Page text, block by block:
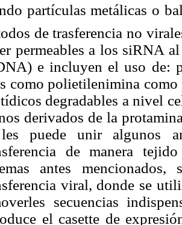
partículas metálicas o
de trasferencia no
permeables a los siRNA
e incluyen el uso de:
como polietilenimina
degradables a nivel
derivados de la
puede unir algunos
de manera
antes
viral, donde se
secuencias
el casette de